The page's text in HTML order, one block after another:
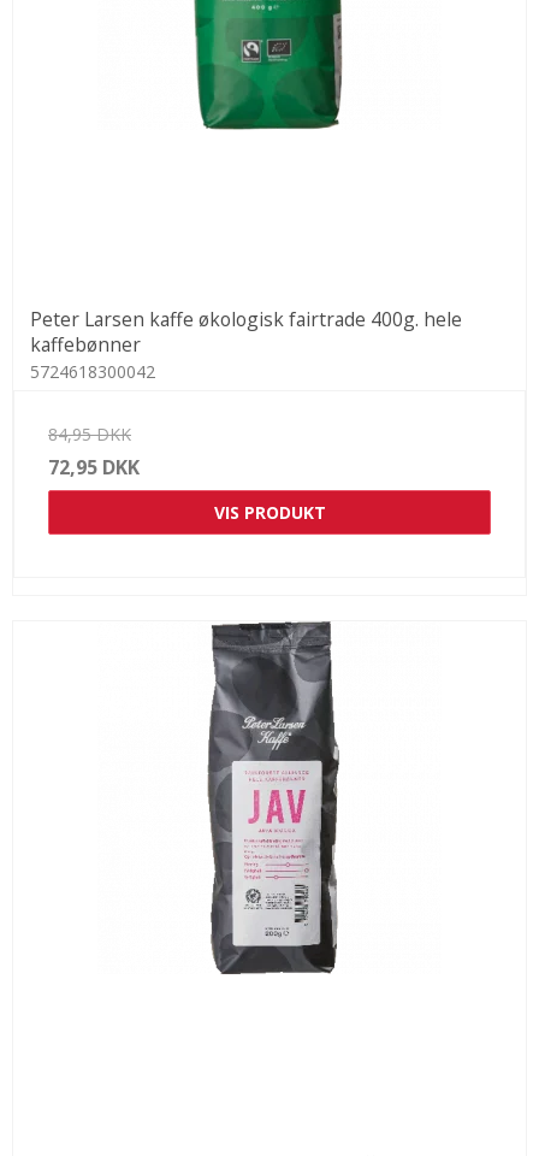
Peter Larsen kaffe økologisk fairtrade 400g. hele
kaffebønner
5724618300042
84,95 DKK
72,95 DKK
VIS PRODUKT